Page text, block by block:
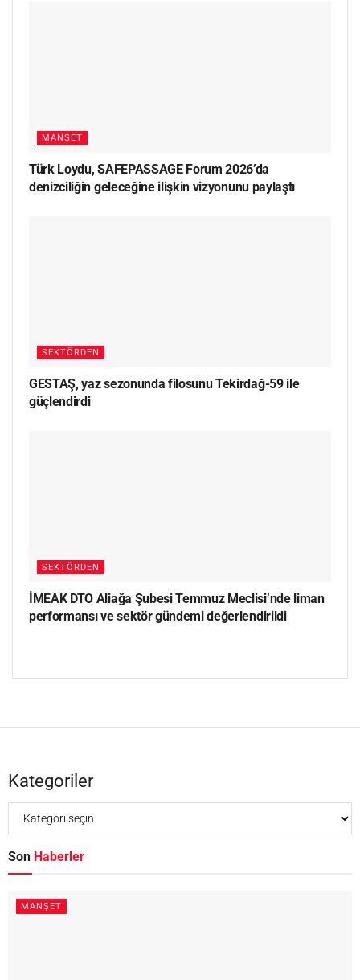
MANŞET
Türk Loydu, SAFEPASSAGE Forum 2026’da
denizciliğin geleceğine ilişkin vizyonunu paylaştı
SEKTÖRDEN
GESTAŞ, yaz sezonunda filosunu Tekirdağ-59 ile
güçlendirdi
SEKTÖRDEN
İMEAK DTO Aliağa Şubesi Temmuz Meclisi’nde liman
performansı ve sektör gündemi değerlendirildi
Kategoriler
Son Haberler
MANŞET